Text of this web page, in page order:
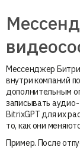
Мессенджер
внутри компаний
дополнительным
записывать
BitrixGPT для их
то, как они
Пример. После